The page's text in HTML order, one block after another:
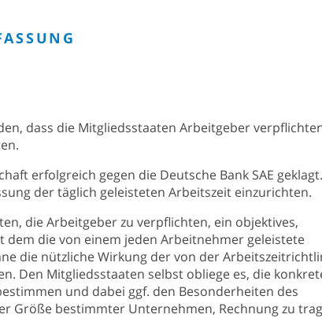
dass die Mitgliedsstaaten Arbeitgeber
erfolgreich gegen die Deutsche Bank SAE geklagt.
der täglich geleisteten Arbeitszeit einzurichten.
die Arbeitgeber zu verpflichten, ein objektives,
dem die von einem jeden Arbeitnehmer geleistete
die nützliche Wirkung der von der
Den Mitgliedsstaaten selbst obliege es, die
und dabei ggf. den Besonderheiten des
Größe bestimmter Unternehmen, Rechnung zu